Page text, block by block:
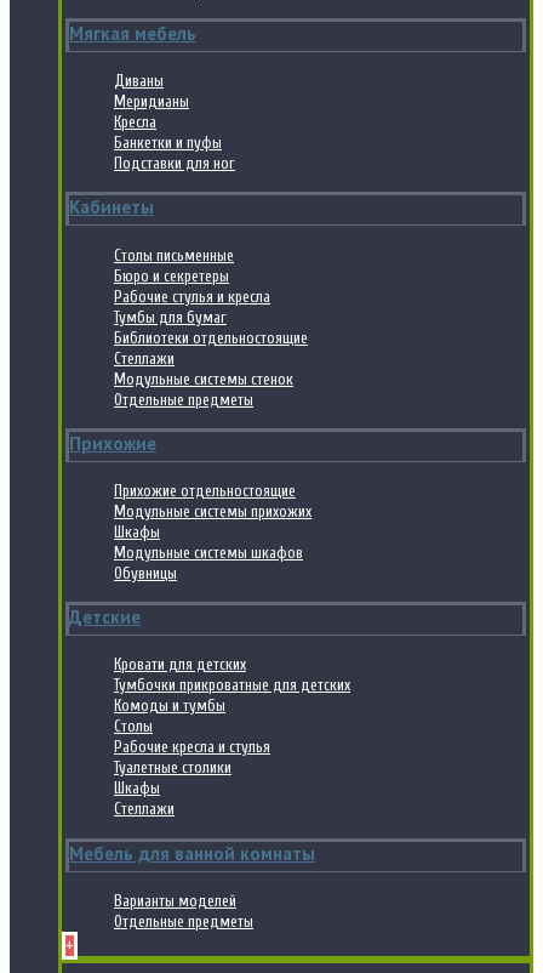
Мягкая мебель
Диваны
Меридианы
Кресла
Банкетки и пуфы
Подставки для ног
Кабинеты
Столы письменные
Бюро и секретеры
Рабочие стулья и кресла
Тумбы для бумаг
Библиотеки отдельностоящие
Стеллажи
Модульные системы стенок
Отдельные предметы
Прихожие
Прихожие отдельностоящие
Модульные системы прихожих
Шкафы
Модульные системы шкафов
Обувницы
Детские
Кровати для детских
Тумбочки прикроватные для детских
Комоды и тумбы
Столы
Рабочие кресла и стулья
Туалетные столики
Шкафы
Стеллажи
Мебель для ванной комнаты
Варианты моделей
Отдельные предметы
+